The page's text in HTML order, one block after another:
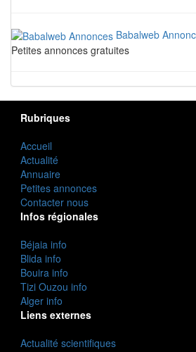
Babalweb
Petites annonces gratuites
Rubriques
Accueil
Actualité
Annuaire
Petites annonces
Contacter nous
Infos régionales
Béjaia info
Blida info
Bouira info
Tizi Ouzou info
Alger info
Liens externes
Actualité scientifiques